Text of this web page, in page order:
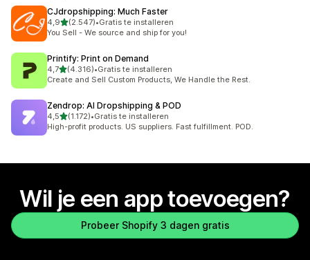
CJdropshipping: Much Faster
4,9van 5 sterren
(2.547)
2547 recensies in totaal
•Gratis te installeren
You Sell - We source and ship for you!
Printify: Print on Demand
4,7van 5 sterren
(4.316)
4316 recensies in totaal
•Gratis te installeren
Create and Sell Custom Products, We Handle the Rest.
Zendrop: AI Dropshipping & POD
4,5van 5 sterren
(1.172)
1172 recensies in totaal
•Gratis te installeren
High-profit products. US suppliers. Fast fulfillment. POD.
Wil je een app toevoegen?
Probeer Shopify 3 dagen gratis